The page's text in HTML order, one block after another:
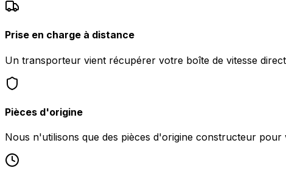
Prise en charge à distance
Un transporteur vient récupérer votre boîte de vitesse
Pièces d'origine
Nous n'utilisons que des pièces d'origine constructeur pour